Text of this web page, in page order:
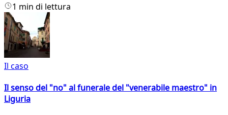
1 min di lettura
Il caso
Il senso del "no" al funerale del "venerabile maestro" in
Liguria